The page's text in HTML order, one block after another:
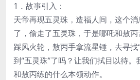
1．故事引入：
天帝再现五灵珠，造福人间，这个
了，偷走了五灵珠，于是哪吒和敖
踩风火轮，敖丙手拿流星锤，去寻找
到“五灵珠”了吗？让我们拭目以待
和敖丙练的什么本领动作。